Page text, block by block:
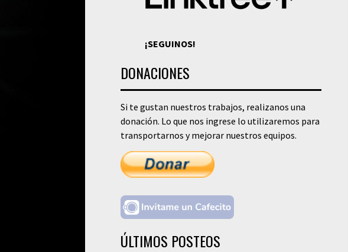
¡SEGUINOS!
DONACIONES
Si te gustan nuestros trabajos, realizanos una
donación. Lo que nos ingrese lo utilizaremos para
transportarnos y mejorar nuestros equipos.
ÚLTIMOS POSTEOS